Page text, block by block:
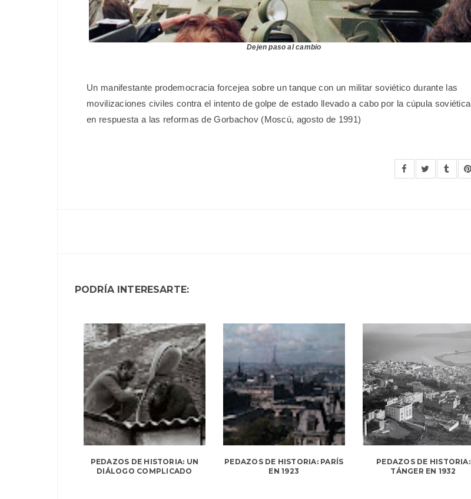
Dejen paso al cambio
Un manifestante prodemocracia forcejea sobre un tanque con un militar soviético durante las
movilizaciones civiles contra el intento de golpe de estado llevado a cabo por la cúpula soviética
en respuesta a las reformas de Gorbachov (Moscú, agosto de 1991)
PODRÍA INTERESARTE:
PEDAZOS DE HISTORIA: UN
DIÁLOGO COMPLICADO
PEDAZOS DE HISTORIA: PARÍS
EN 1923
PEDAZOS DE HISTORIA:
TÁNGER EN 1932